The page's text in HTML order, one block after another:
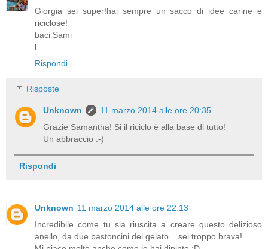
Giorgia sei super!hai sempre un sacco di idee carine e
riciclose!
baci Sami
l
Rispondi
Risposte
Unknown
11 marzo 2014 alle ore 20:35
Grazie Samantha! Si il riciclo è alla base di tutto!
Un abbraccio :-)
Rispondi
Unknown 11 marzo 2014 alle ore 22:13
Incredibile come tu sia riuscita a creare questo delizioso
anello, da due bastoncini del gelato....sei troppo brava!